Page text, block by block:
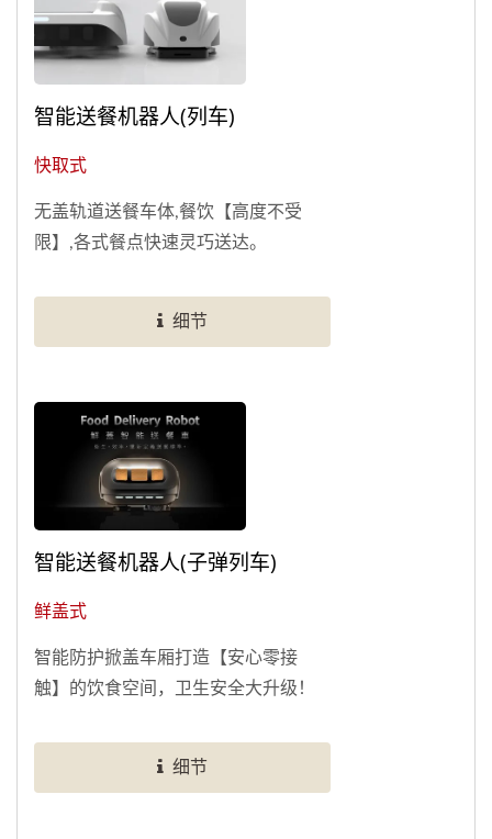
智能送餐机器人(列车)
快取式
无盖轨道送餐车体,餐饮【高度不受
限】,各式餐点快速灵巧送达。
细节
智能送餐机器人(子弹列车)
鲜盖式
智能防护掀盖车厢打造【安心零接
触】的饮食空间，卫生安全大升级！
细节